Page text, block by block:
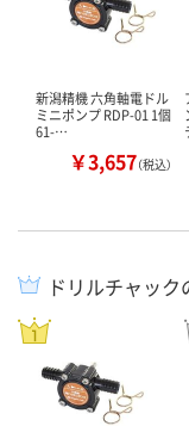
新潟精機 六角軸電ドル
ミニポンプ RDP-01 1個
61-…
￥3,657（税込）
ドリルチャッ